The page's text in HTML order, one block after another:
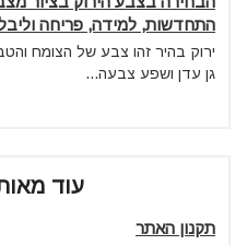
התחדשות, למידה, פריחה
ירוק בהיר זהו צבע של הצומח
גן עדן ושפע צבעה...
עוד
תקנון האתר